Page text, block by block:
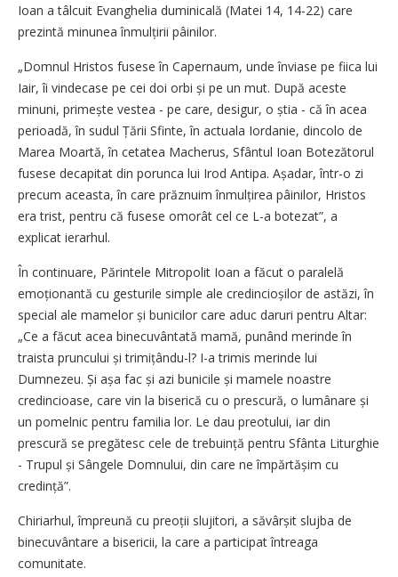
Ioan a tâlcuit Evanghelia duminicală (Matei 14, 14-22) care
prezintă minunea înmulțirii pâinilor.
„Domnul Hristos fusese în Capernaum, unde înviase pe fiica lui
Iair, îi vindecase pe cei doi orbi și pe un mut. După aceste
minuni, primește vestea - pe care, desigur, o știa - că în acea
perioadă, în sudul Țării Sfinte, în actuala Iordanie, dincolo de
Marea Moartă, în cetatea Macherus, Sfântul Ioan Botezătorul
fusese decapitat din porunca lui Irod Antipa. Așadar, într-o zi
precum aceasta, în care prăznuim înmulțirea pâinilor, Hristos
era trist, pentru că fusese omorât cel ce L-a botezat”, a
explicat ierarhul.
În continuare, Părintele Mitropolit Ioan a făcut o paralelă
emoționantă cu gesturile simple ale credincioșilor de astăzi, în
special ale mamelor și bunicilor care aduc daruri pentru Altar:
„Ce a făcut acea binecuvântată mamă, punând merinde în
traista pruncului și trimițându-l? I-a trimis merinde lui
Dumnezeu. Și așa fac și azi bunicile și mamele noastre
credincioase, care vin la biserică cu o prescură, o lumânare și
un pomelnic pentru familia lor. Le dau preotului, iar din
prescură se pregătesc cele de trebuință pentru Sfânta Liturghie
- Trupul și Sângele Domnului, din care ne împărtășim cu
credință”.
Chiriarhul, împreună cu preoții slujitori, a săvârșit slujba de
binecuvântare a bisericii, la care a participat întreaga
comunitate.